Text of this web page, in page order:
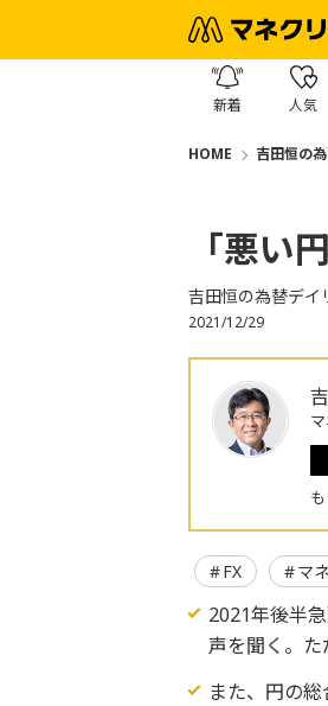
新着 人気
HOME 吉田恒の
「悪い
吉田恒の為替デイ
2021/12/29
FX マ
2021年後半
声を聞く。た
また、円の